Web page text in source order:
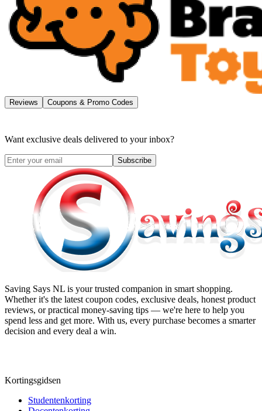
Reviews Coupons & Promo Codes
Want exclusive deals delivered to your inbox?
Subscribe
Saving Says NL is your trusted companion in smart shopping.
Whether it's the latest coupon codes, exclusive deals, honest product
reviews, or practical money-saving tips — we're here to help you
spend less and get more. With us, every purchase becomes a smarter
decision and every deal a win.
Kortingsgidsen
Studentenkorting